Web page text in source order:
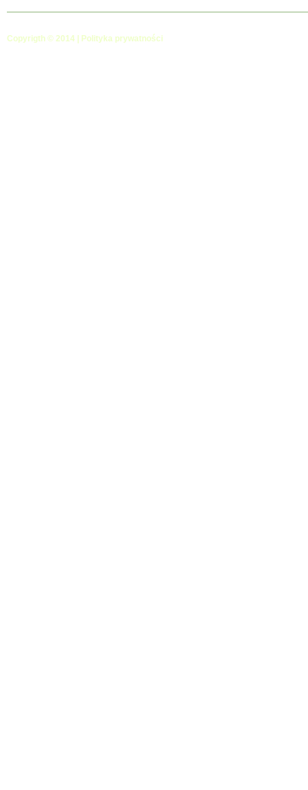
Copyrigth © 2014 | Polityka prywatności